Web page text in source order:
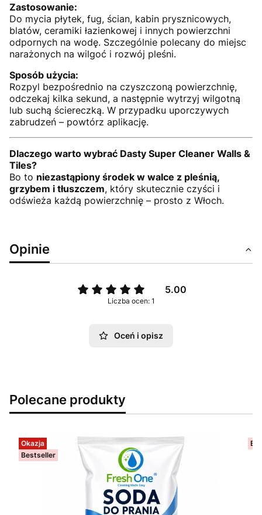
Zastosowanie:
Do mycia płytek, fug, ścian, kabin prysznicowych,
blatów, ceramiki łazienkowej i innych powierzchni
odpornych na wodę. Szczególnie polecany do miejsc
narażonych na wilgoć i rozwój pleśni.
Sposób użycia:
Rozpyl bezpośrednio na czyszczoną powierzchnię,
odczekaj kilka sekund, a następnie wytrzyj wilgotną
lub suchą ściereczką. W przypadku uporczywych
zabrudzeń – powtórz aplikację.
Dlaczego warto wybrać Dasty Super Cleaner Walls &
Tiles?
Bo to niezastąpiony środek w walce z pleśnią,
grzybem i tłuszczem, który skutecznie czyści i
odświeża każdą powierzchnię – prosto z Włoch.
Opinie
5.00
Liczba ocen: 1
Oceń i opisz
Polecane produkty
Okazja
Bestseller